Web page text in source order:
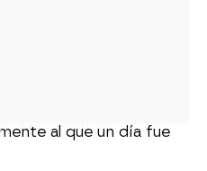
al que un día fue